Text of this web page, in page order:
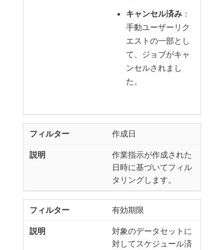
キャンセル済み ：
手動ユーザーリク
エストの一部とし
て、ジョブがキャ
ンセルされまし
た。
作成日
作業指示が作成された
日時に基づいてフィル
タリングします。
有効期限
対象のデータセットに
対してスケジュール済